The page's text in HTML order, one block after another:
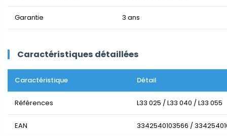
Garantie 3 ans
Caractéristiques détaillées
Caractéristique Détail
Références L33 025 / L33 040 / L33 055
EAN 3342540103566 /